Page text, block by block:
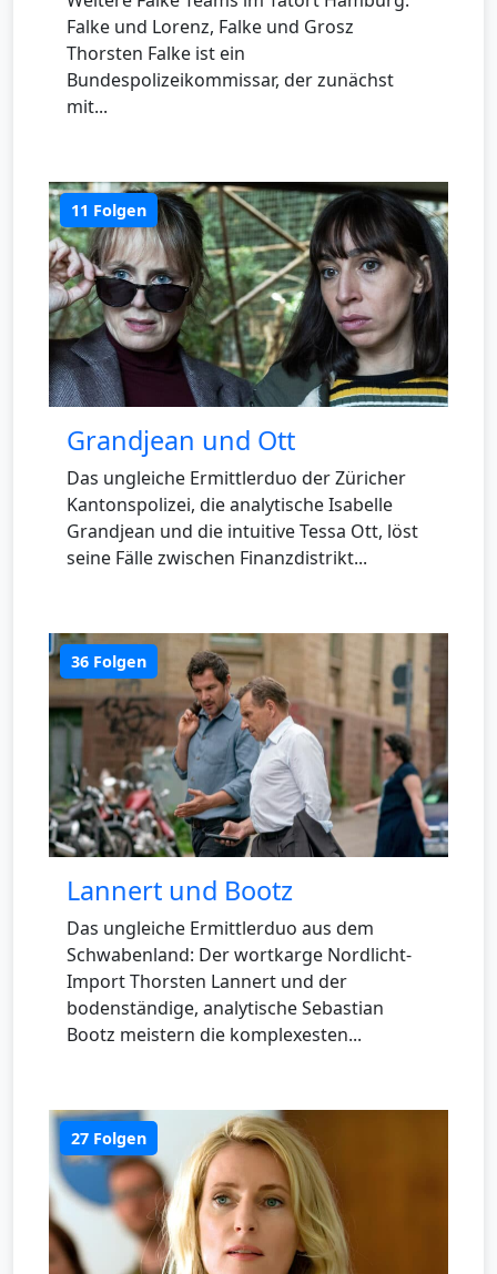
Falke und Lorenz, Falke und Grosz
Thorsten Falke ist ein
Bundespolizeikommissar, der zunächst
mit...
11 Folgen
Grandjean und Ott
Das ungleiche Ermittlerduo der Züricher
Kantonspolizei, die analytische Isabelle
Grandjean und die intuitive Tessa Ott, löst
seine Fälle zwischen Finanzdistrikt...
36 Folgen
Lannert und Bootz
Das ungleiche Ermittlerduo aus dem
Schwabenland: Der wortkarge Nordlicht-
Import Thorsten Lannert und der
bodenständige, analytische Sebastian
Bootz meistern die komplexesten...
27 Folgen